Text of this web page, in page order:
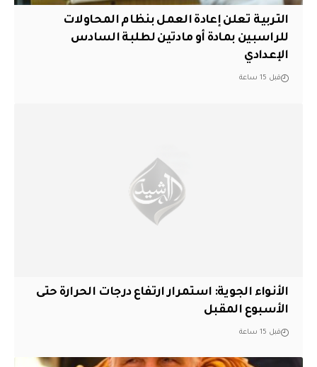
التربية تعلن إعادة العمل بنظام المحاولات
للراسبين بمادة أو مادتين لطلبة السادس
الإعدادي
قبل 15 ساعة
الأنواء الجوية: استمرار ارتفاع درجات الحرارة حتى
الأسبوع المقبل
قبل 15 ساعة